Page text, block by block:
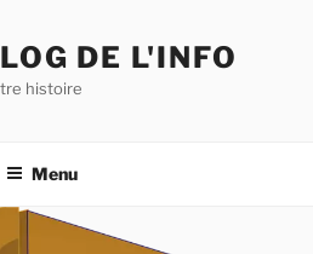
DE L'INFO
histoire
Menu